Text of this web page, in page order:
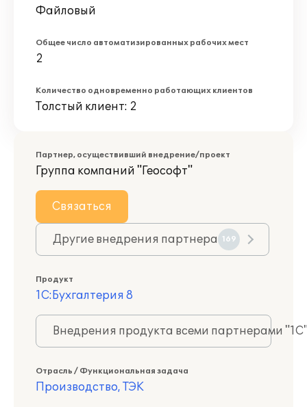
Файловый
Общее число автоматизированных рабочих мест
2
Количество одновременно работающих клиентов
Толстый клиент: 2
Партнер, осуществивший внедрение/проект
Группа компаний "Геософт"
Связаться
Другие внедрения партнера 169
Продукт
1С:Бухгалтерия 8
Внедрения продукта всеми партнерами
Отрасль / Функциональная задача
Производство, ТЭК